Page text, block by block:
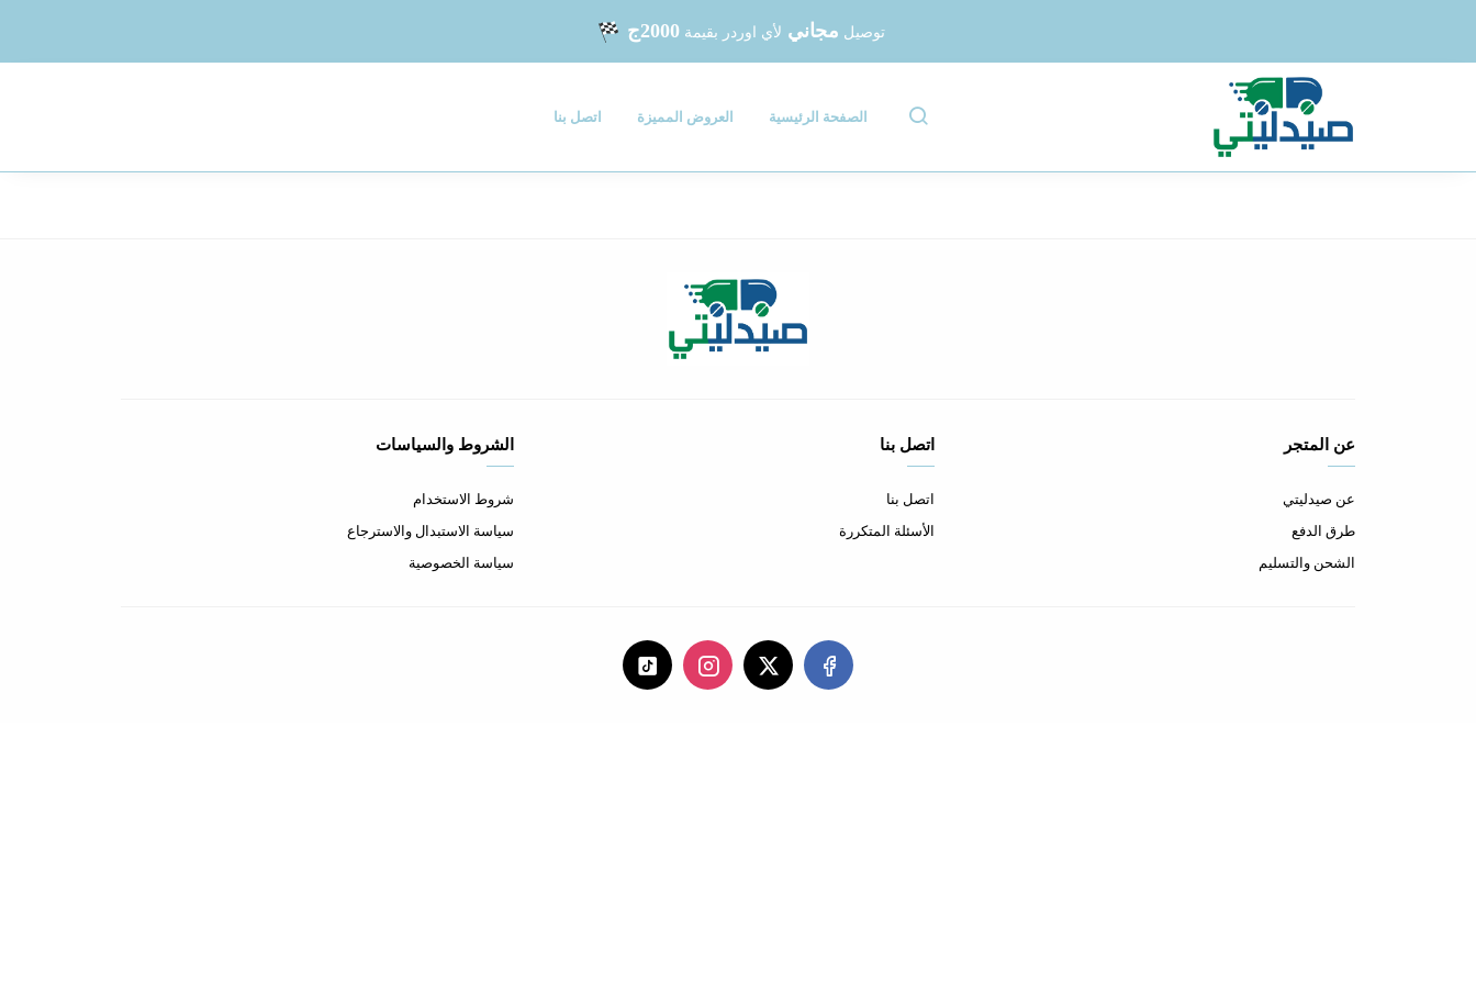
توصيل مجاني لأي اوردر بقيمة2000ج
الصفحة الرئيسية العروض المميزة اتصل بنا
عن المتجر
عن صيدليتي
طرق الدفع
الشحن والتسليم
اتصل بنا
اتصل بنا
الأسئلة المتكررة
الشروط والسياسات
شروط الاستخدام
سياسة الاستبدال والاسترجاع
سياسة الخصوصية